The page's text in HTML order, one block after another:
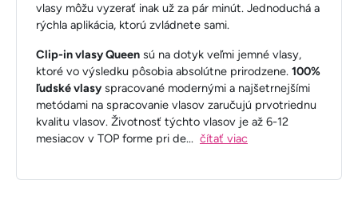
vlasy môžu vyzerať inak už za pár minút. Jednoduchá a
rýchla aplikácia, ktorú zvládnete sami.
Clip-in vlasy Queen sú na dotyk veľmi jemné vlasy,
ktoré vo výsledku pôsobia absolútne prirodzene. 100%
ľudské vlasy spracované modernými a najšetrnejšími
metódami na spracovanie vlasov zaručujú prvotriednu
kvalitu vlasov. Životnosť týchto vlasov je až 6-12
mesiacov v TOP forme pri de... čítať viac